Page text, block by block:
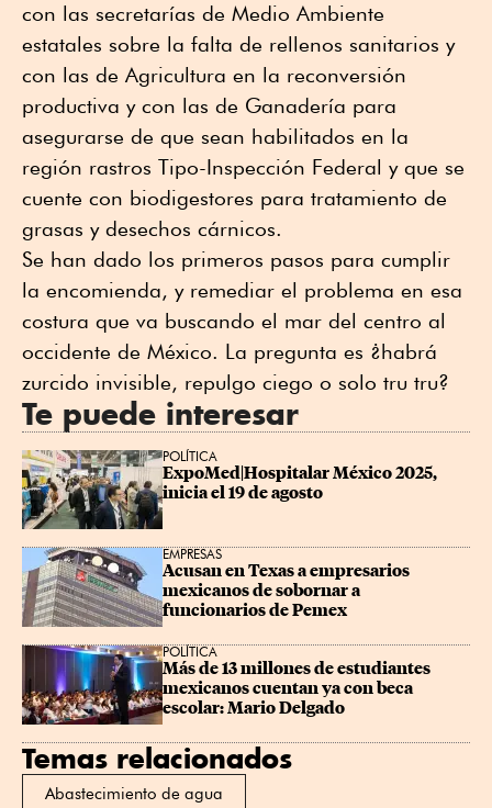
con las secretarías de Medio Ambiente
estatales sobre la falta de rellenos sanitarios y
con las de Agricultura en la reconversión
productiva y con las de Ganadería para
asegurarse de que sean habilitados en la
región rastros Tipo-Inspección Federal y que se
cuente con biodigestores para tratamiento de
grasas y desechos cárnicos.
Se han dado los primeros pasos para cumplir
la encomienda, y remediar el problema en esa
costura que va buscando el mar del centro al
occidente de México. La pregunta es ¿habrá
zurcido invisible, repulgo ciego o solo tru tru?
Te puede interesar
POLÍTICA
ExpoMed|Hospitalar México 2025,
inicia el 19 de agosto
EMPRESAS
Acusan en Texas a empresarios
mexicanos de sobornar a
funcionarios de Pemex
POLÍTICA
Más de 13 millones de estudiantes
mexicanos cuentan ya con beca
escolar: Mario Delgado
Temas relacionados
Abastecimiento de agua